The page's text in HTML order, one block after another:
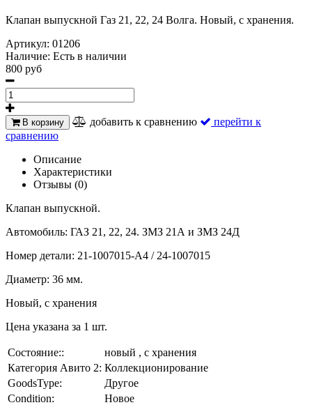
Клапан выпускной Газ 21, 22, 24 Волга. Новый, с хранения.
Артикул: 01206
Наличие: Есть в наличии
800 руб
В корзину добавить к сравнению
перейти к
сравнению
Описание
Характеристики
Отзывы (0)
Клапан выпускной.
Автомобиль: ГАЗ 21, 22, 24. ЗМЗ 21А и ЗМЗ 24Д
Номер детали: 21-1007015-А4 / 24-1007015
Диаметр: 36 мм.
Новый, с хранения
Цена указана за 1 шт.
Состояние::
новый , с хранения
Категория Авито 2: Коллекционирование
GoodsType:
Другое
Condition:
Новое